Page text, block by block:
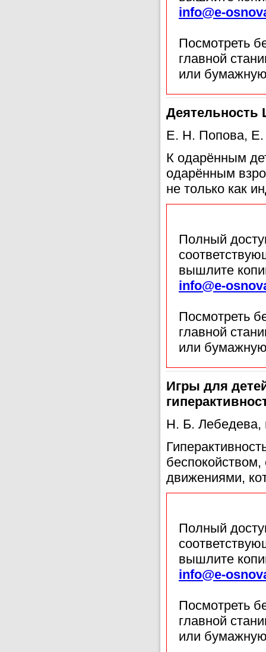
info@e-
Посмотреть
главной
или
Деятельность
Е. Н. Попова, Е.
К одарённым
одарённым
не только как
Полный
вышлите
info@e-
Посмотреть
главной
или
Игры для
Н. Б. Лебедева,
движениями,
Полный
вышлите
info@e-
Посмотреть
главной
или